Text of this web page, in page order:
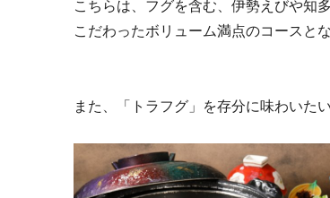
こちらは、フグを含む、伊勢えびや知
こだわったボリューム満点のコースと
また、「トラフグ」を存分に味わいた